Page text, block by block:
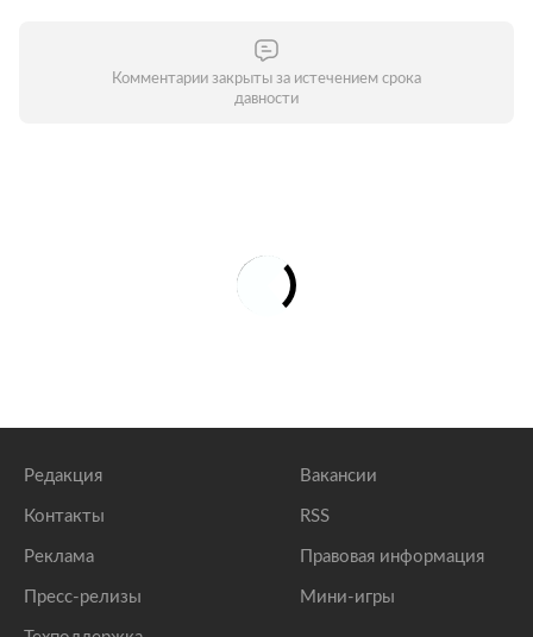
появления на сцене баяниста Рушана
Аюпова Скляр вспомнил старые сольные
пришли Гарик Сукачев, лидер Crossroads
Сергей Воронов, Виктор Ерофеев и
Комментарии закрыты за истечением срока
давности
Редакция
Контакты
Реклама
Пресс-релизы
Вакансии
RSS
Правовая информация
Мини-игры